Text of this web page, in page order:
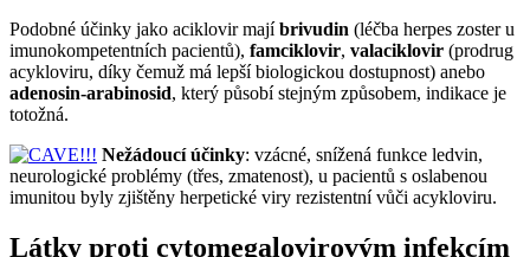
Podobné účinky jako aciklovir majíbrivudin (léčba herpes zoster u
imunokompetentních pacientů), famciklovir, valaciklovir (prodrug
acykloviru, díky čemuž má lepší biologickou dostupnost) anebo
adenosin-arabinosid, který působí stejným způsobem, indikace je
totožná.
Nežádoucí účinky: vzácné, snížená funkce ledvin,
neurologické problémy (třes, zmatenost), u pacientů s oslabenou
imunitou byly zjištěny herpetické viry rezistentní vůči acykloviru.
Látky proti cytomegalovirovým infekcím